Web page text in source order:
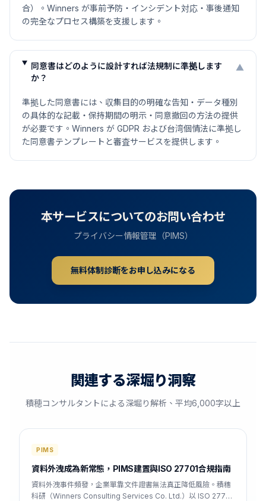
合）。Winners が事前予防・インシデント対応・事後通知
の完全なプロセス構築を支援します。
同意書はどのように設計すれば法規制に準拠します
か？
▼
準拠した同意書には、収集目的の明確な告知・データ種別
の具体的な記載・保持期間の明示・同意撤回の方法の提供
が必要です。Winners が GDPR および台湾個情法に準拠し
た同意書テンプレートと審査サービスを提供します。
本サービスについてのお問い合わせ
プライバシー情報管理（PIMS）
無料体制診断をお申し込みになる
関連する深堀り洞察
積穂コンサルタントによる深堀り解析、平均6,000字以上
PIMS
資料外洩成為新常態，PIMS建置與ISO 27701合規指南
資料外洩事件頻發，企業單靠文件證書無法真正降低風險。積穗
科研（Winners Consulting Services Co. Ltd.）以 ISO 27701